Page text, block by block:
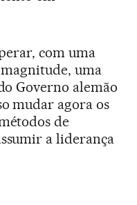
com uma
uma
Governo alemão
mudar agora os
de
a liderança